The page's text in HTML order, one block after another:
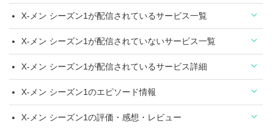
X-メン シーズン1が配信されているサービス一覧
X-メン シーズン1が配信されていないサービス一覧
X-メン シーズン1が配信されているサービス詳細
X-メン シーズン1のエピソード情報
X-メン シーズン1の評価・感想・レビュー